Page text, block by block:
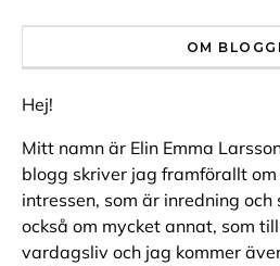
OM
Hej!
Mitt namn är Elin Emma
blogg skriver jag framförallt
intressen, som är inredning och
också om mycket annat, som
vardagsliv och jag kommer